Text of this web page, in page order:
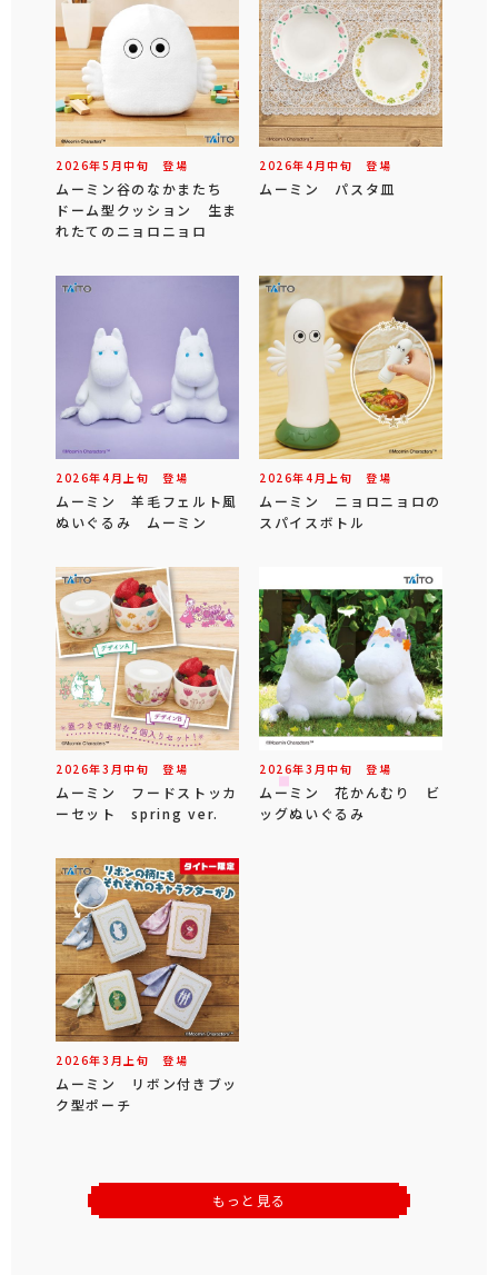
2026年5 月中旬 登場
ムーミン谷のなかまたち
ドーム型クッション 生ま
れたてのニョロニョロ
2026年4 月中旬 登場
ムーミン パスタ皿
2026年4 月 上旬 登場
ムーミン 羊毛フェルト風
ぬいぐるみ ムーミン
2026年4 月 上旬 登場
ムーミン ニョロニョロの
スパイスボトル
2026年3 月中旬 登場
ムーミン フードストッカ
ーセット spring ver.
2026年3 月中旬 登場
ムーミン 花かんむり ビ
ッグぬいぐるみ
2026年3 月 上旬 登場
ムーミン リボン付きブッ
ク型ポーチ
もっと見る